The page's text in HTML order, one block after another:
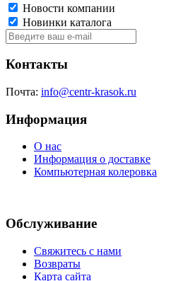
Новости компании
Новинки каталога
Контакты
Почта: info@centr-krasok.ru
Информация
О нас
Информация о доставке
Компьютерная колеровка
Обслуживание
Свяжитесь с нами
Возвраты
Карта сайта